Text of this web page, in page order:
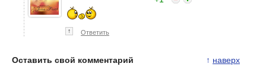
↑ Ответить
↑ наверх
Оставить свой комментарий